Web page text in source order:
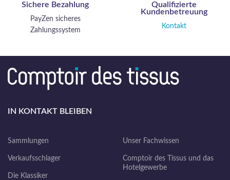
Sichere Bezahlung
PayZen sicheres
Zahlungssystem
Qualifizierte
Kundenbetreuung
Kontakt
IN KONTAKT BLEIBEN
Sammlungen
Verkaufsschlager
Die Klassiker
Unser Fachwissen
Comptoir des Tissus und das
Hotelgewerbe